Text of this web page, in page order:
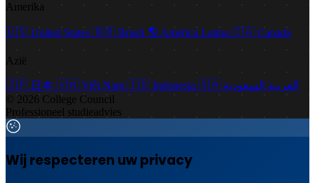
Amerika
🇺🇸 United States 🇧🇷 Brasil 🌎 América Latina 🇨🇦 Canada
Azië
🇯🇵 日本 🇻🇳 Việt Nam 🇮🇩 Indonesia 🇸🇦 العربية السعودية
© 2026 College Council
Professioneel studieadvies
Wij respecteren uw privacy